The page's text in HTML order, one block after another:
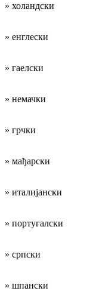
» холандски
» енглески
» гаелски
» немачки
» грчки
» мађарски
» италијански
» португалски
» српски
» шпански